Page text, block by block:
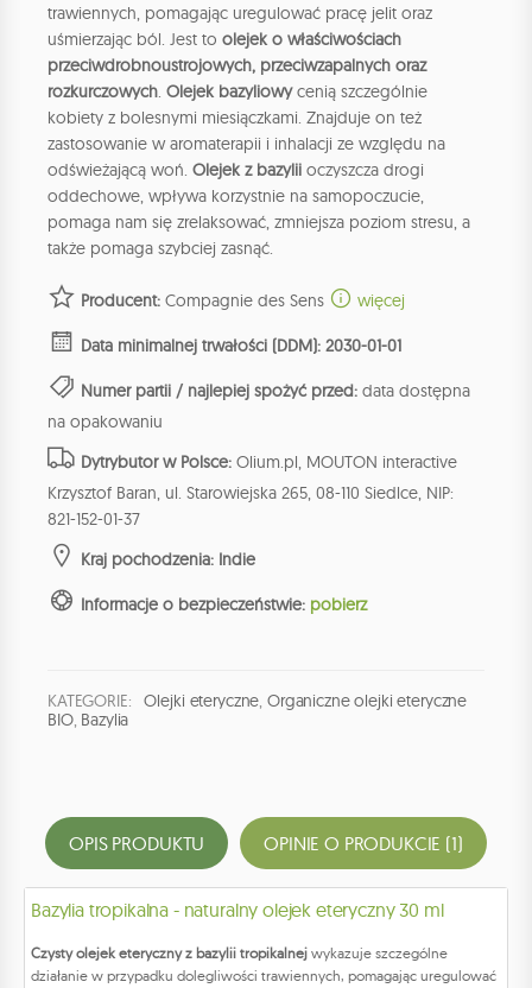
trawiennych, pomagając uregulować pracę jelit oraz
uśmierzając ból. Jest to olejek o właściwościach
przeciwdrobnoustrojowych, przeciwzapalnych oraz
rozkurczowych. Olejek bazyliowycenią szczególnie
kobiety z bolesnymi miesiączkami. Znajduje on też
zastosowanie w aromaterapii i inhalacji ze względu na
odświeżającą woń. Olejek z bazylii oczyszcza drogi
oddechowe, wpływa korzystnie na samopoczucie,
pomaga nam się zrelaksować, zmniejsza poziom stresu, a
także pomaga szybciej zasnąć.
Producent: Compagnie des Sens więcej
Data minimalnej trwałości (DDM): 2030-01-01
Numer partii / najlepiej spożyć przed: data dostępna
na opakowaniu
Dytrybutor w Polsce: Olium.pl, MOUTON interactive
Krzysztof Baran, ul. Starowiejska 265, 08-110 Siedlce, NIP:
821-152-01-37
Kraj pochodzenia: Indie
Informacje o bezpieczeństwie: pobierz
KATEGORIE: Olejki eteryczne, Organiczne olejki eteryczne
BIO, Bazylia
OPIS PRODUKTU OPINIE O PRODUKCIE (1)
Bazylia tropikalna - naturalny olejek eteryczny 30 ml
Czysty olejek eteryczny z bazylii tropikalnej wykazuje szczególne
działanie w przypadku dolegliwości trawiennych, pomagając uregulować